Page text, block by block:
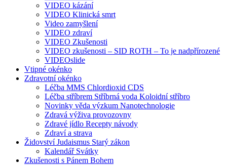
VIDEO kázání
VIDEO Klinická smrt
Video zamyšlení
VIDEO zdraví
VIDEO Zkušenosti
VIDEO zkušenosti – SID ROTH – To je nadpřírozené
VIDEOslide
Vtipné okénko
Zdravotní okénko
Léčba MMS Chlordioxid CDS
Léčba stříbrem Stříbrná voda Koloidní stříbro
Novinky věda výzkum Nanotechnologie
Zdravá výživa provozovny
Zdravé jídlo Recepty návody
Zdraví a strava
Židovství Judaismus Starý zákon
Kalendář Svátky
Zkušenosti s Pánem Bohem